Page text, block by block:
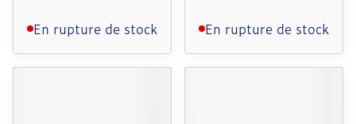
En rupture de stock En rupture de stock